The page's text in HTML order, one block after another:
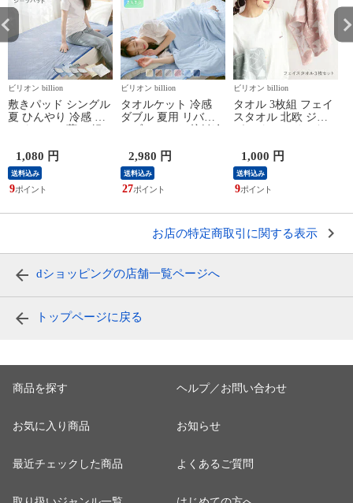
ビリオン billion
敷きパッド シングル
夏 ひんやり 冷感 パ
パッド シーツ シン
グルサイズ 【ネイビ
ー】
1,080 円
送料込み
9
ビリオン billion
タオルケット 冷感
ダブル 夏用 リバー
max0.43 【アイスブ
ルー】
2,980 円
送料込み
27
ビリオン billion
タオル 3枚組 フェイ
スタオル 北欧 ジャ
34×84cm 【バード柄
ピンク】
1,000 円
送料込み
9
お店の特定商取引に関する表示
dショッピングの店舗一覧ページへ
トップページに戻る
商品を探す
お気に入り商品
最近チェックした商品
ヘルプ／お問い合わせ
お知らせ
よくあるご質問